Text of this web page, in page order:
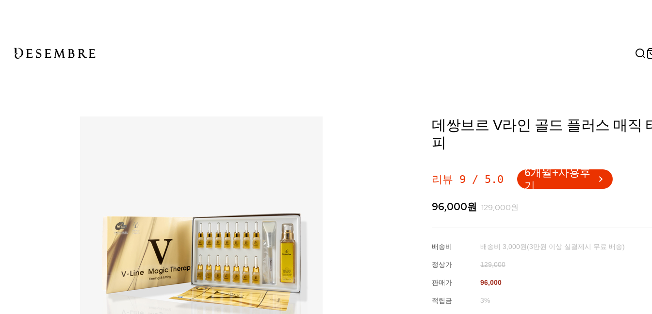
데쌍브르 V라인 골드 플러스 매직
피
리뷰 9 / 5.0
6개월+사용후
기
96,000원 129,000원
배송비 배송비 3,000원(3만원 이상 실결제시 무료 배송)
정상가 129,000
판매가 96,000
적립금 3%